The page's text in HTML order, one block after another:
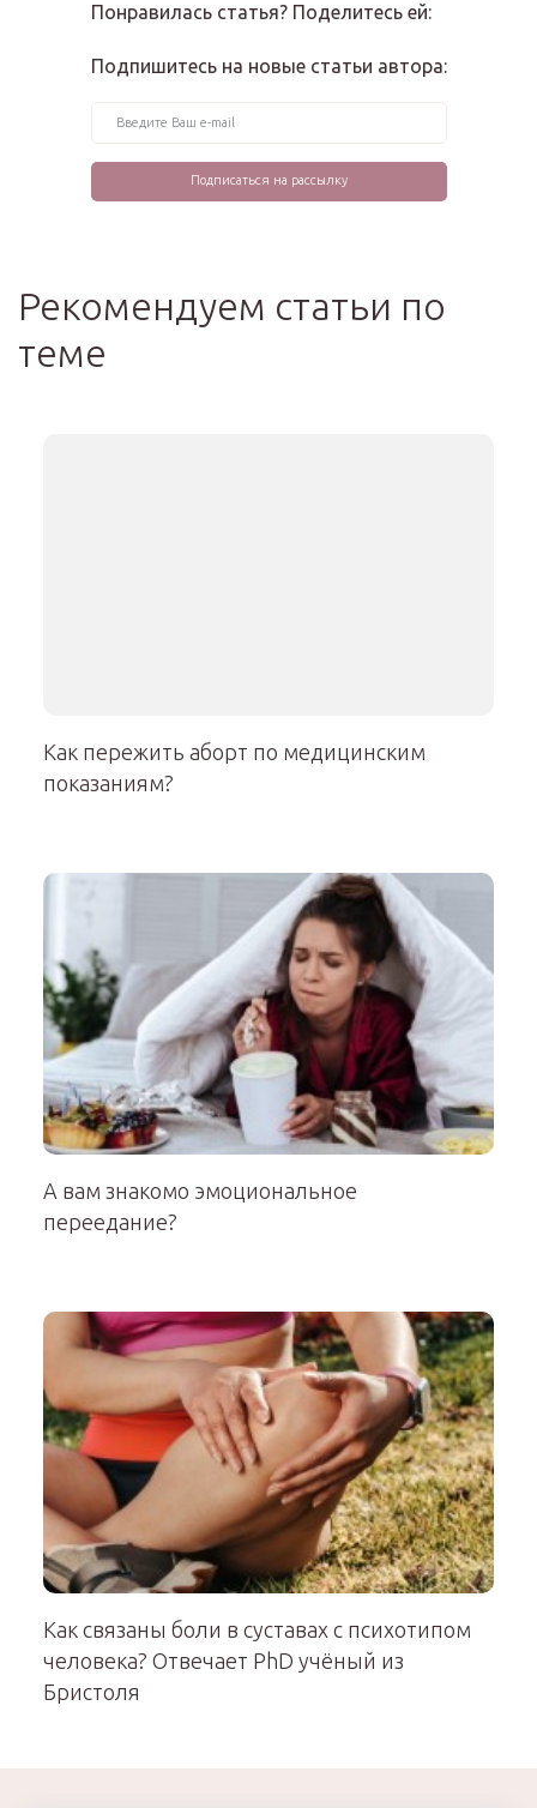
Понравилась статья? Поделитесь ей:
Подпишитесь на новые статьи автора:
Рекомендуем статьи по
теме
Как пережить аборт по медицинским
показаниям?
А вам знакомо эмоциональное
переедание?
Как связаны боли в суставах с психотипом
человека? Отвечает PhD учёный из
Бристоля